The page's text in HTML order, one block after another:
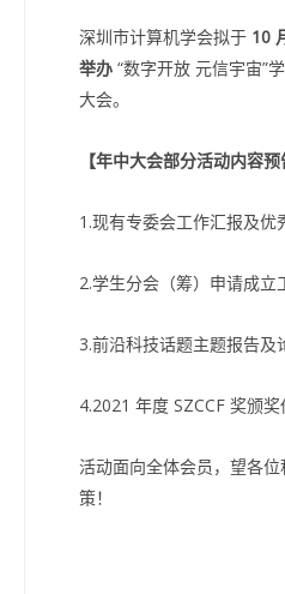
深圳市计算机学会拟于 10
举办 “数字开放 元信宇宙”
大会。
【年中大会部分活动内容预
1.现有专委会工作汇报及优
2.学生分会（筹）申请成立
3.前沿科技话题主题报告及
4.2021 年度 SZCCF 奖颁
活动面向全体会员，望各
策！